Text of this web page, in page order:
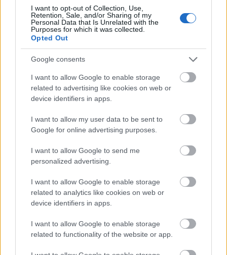
I want to opt-out of Collection, Use,
Retention, Sale, and/or Sharing of my
Personal Data that Is Unrelated with the
Purposes for which it was collected.
Opted Out
Google consents
I want to allow Google to enable storage
related to advertising like cookies on web or
device identifiers in apps.
I want to allow my user data to be sent to
Google for online advertising purposes.
I want to allow Google to send me
personalized advertising.
I want to allow Google to enable storage
related to analytics like cookies on web or
device identifiers in apps.
I want to allow Google to enable storage
related to functionality of the website or app.
BEST OFINTERNET
Πέρα από τη Λισαβόνα: 10 μαγευτικοί προορισμοί
της Πορτογαλίας
Το καλά κρυμμένο μυστικό της Κρήτης: Το φαράγγι